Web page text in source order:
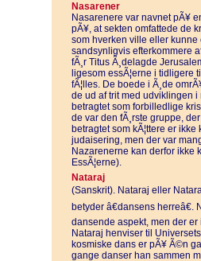
Nasarener
Nasarenere var navnet pÃ¥
pÃ¥, at sekten omfattede de
som hverken ville eller kunne
sandsynligvis efterkommere
fÃ¸r Titus Ã¸delagde
ligesom essÃ¦erne i tidligere
fÃ¦lles. De boede i Ã¸de
de ud af trit med udviklingen
betragtet som forbilledlige
de var den fÃ¸rste gruppe,
betragtet som kÃ¦ttere er
judaisering, men der var
Nazarenerne kan derfor ikke
EssÃ¦erne).
Nataraj
(Sanskrit). Nataraj eller
betyder â€dansens
dansende aspekt, men der er
Nataraj henviser til
kosmiske dans er pÃ¥ Ã©n
gange danser han sammen